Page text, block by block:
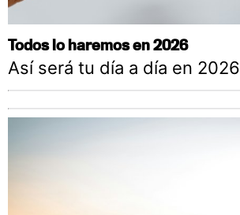
Todos lo haremos en 2026
Así será tu día a día en 2026